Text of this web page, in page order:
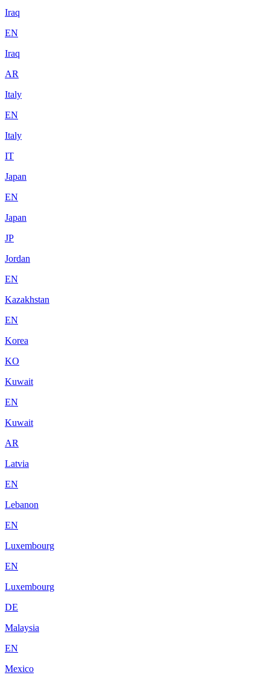
Iraq
EN
Iraq
AR
Italy
EN
Italy
IT
Japan
EN
Japan
JP
Jordan
EN
Kazakhstan
EN
Korea
KO
Kuwait
EN
Kuwait
AR
Latvia
EN
Lebanon
EN
Luxembourg
EN
Luxembourg
DE
Malaysia
EN
Mexico